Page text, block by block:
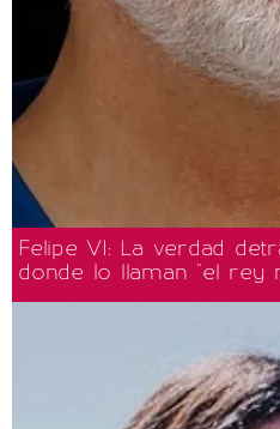
Felipe VI: La verdad
donde lo llaman "el rey